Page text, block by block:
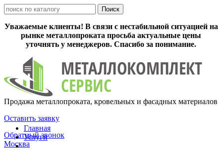
Уважаемые клиенты! В связи с нестабильной ситуацией на
рынке металлопроката просьба актуальные цены
уточнять у менеджеров. Спасибо за понимание.
Продажа металлопроката, кровельных и фасадных материалов
Оставить заявку
Обратный звонок
Москва
Главная
Услуги